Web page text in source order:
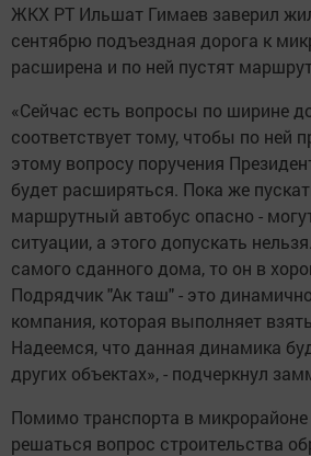
ЖКХ РТ Ильшат Гимаев заверил
сентябрю подъездная дорога к
расширена и по ней пустят
«Сейчас есть вопросы по ширине
соответствует тому, чтобы по ней
этому вопросу поручения
будет расширяться. Пока же
маршрутный автобус опасно -
ситуации, а этого допускать
самого сданного дома, то он в
Подрядчик "Ак таш" - это
компания, которая выполняет
Надеемся, что данная динамика
других объектах», - подчеркнул
Помимо транспорта в
решаться вопрос строительства